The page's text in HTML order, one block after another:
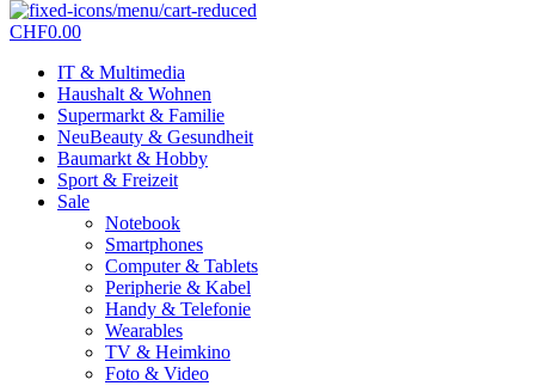
CHF0.00
IT & Multimedia
Haushalt & Wohnen
Supermarkt & Familie
NeuBeauty & Gesundheit
Baumarkt & Hobby
Sport & Freizeit
Sale
Notebook
Smartphones
Computer & Tablets
Peripherie & Kabel
Handy & Telefonie
Wearables
TV & Heimkino
Foto & Video